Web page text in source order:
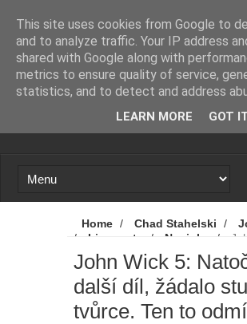
Loading...
Home / Chad Stahelski /
/
Lionsgate / Novinky /
Natočte další díl, žádalo studio
to odmítl
John Wick 5:
další díl, žádalo
tvůrce. Ten to
This site uses cookies from Google to
and to analyze traffic. Your IP address
shared with Google along with
metrics to ensure quality of service,
statistics, and to detect and address
LEARN MORE GOT